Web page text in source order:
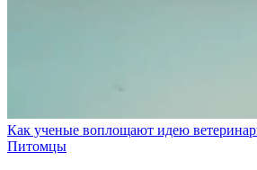
Как ученые воплощают идею
Питомцы